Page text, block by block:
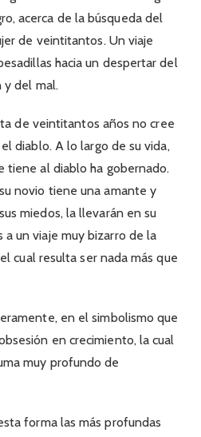
acerca de la búsqueda del
de veintitantos. Un viaje
hacia un despertar del
y del mal.
de veintitantos años no cree
diablo. A lo largo de su vida,
tiene al diablo ha gobernado.
novio tiene una amante y
miedos, la llevarán en su
a un viaje muy bizarro de la
cual resulta ser nada más que
en el simbolismo que
en crecimiento, la cual
muy profundo de
forma las más profundas